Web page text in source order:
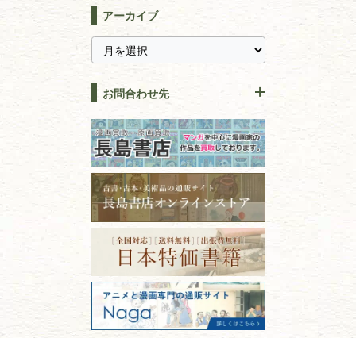
スピリチュアル・
全集・
趣味・教養
書道
拓本・法帖・碑帖
篆刻・印譜
書道具
美術書・アート本・
デザイン本
カメラ・撮影術
長島書店の便利な買取サービ
ス
【持ち込み買取】店頭で簡単
に古本を売るメリットとは？
上手な売り方のコツを解説
因！適切な管理で長持ちさせ
るコツ
古本は汚れていると買取でき
ない？適切な保管方法とクリ
ーニング！
ISBNコードとは？書籍の識別
番号の意味と役割を解説
価値ある古書を売るポイント
と注意点
千葉県
神奈川県
静岡県
山梨県
新潟県
長野県
愛知県
石川県
福井県
福島県
富山県
青森県
岩手県
宮城県
秋田県
山形県
岐阜県
三重県
滋賀県
京都府
大阪府
兵庫県
奈良県
アーカイブ
お問合わせ先
古本買取専門店 長島書店
〒101-0051
東京都千代田区神田神保町2-5-1
フリーダイヤル：0120-414-548
電話：03-3512-8115
FAX：03-3512-8116
古物商許可：東京都公安委員会 第
301028901712号
古物商名称：有限会社長島書店